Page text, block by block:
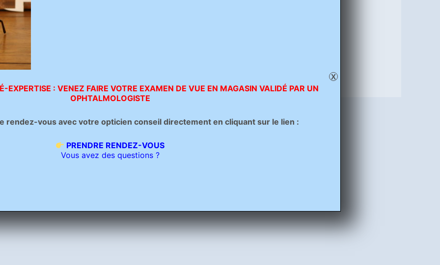
299€
EXPERTISE : VENEZ FAIRE VOTRE EXAMEN DE VUE EN MAGASIN VALIDÉ PAR UN
OPHTALMOLOGISTE
rendez-vous avec votre opticien conseil directement en cliquant sur le lien :
PRENDRE RENDEZ-VOUS
Vous avez des questions ?
X